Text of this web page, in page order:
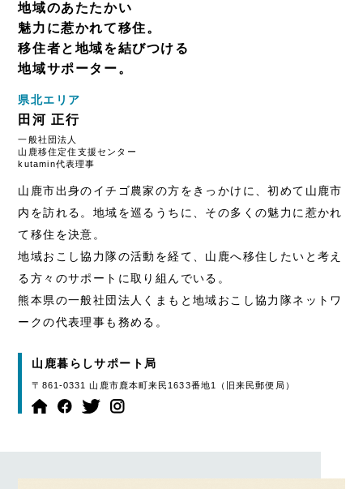
地域のあたたかい
魅力に惹かれて移住。
移住者と地域を結びつける
地域サポーター。
県北エリア
田河 正行
一般社団法人
山鹿移住定住支援センター
kutamin代表理事
山鹿市出身のイチゴ農家の方をきっかけに、初めて山鹿市
内を訪れる。地域を巡るうちに、その多くの魅力に惹かれ
て移住を決意。
地域おこし協力隊の活動を経て、山鹿へ移住したいと考え
る方々のサポートに取り組んでいる。
熊本県の一般社団法人くまもと地域おこし協力隊ネットワ
ークの代表理事も務める。
山鹿暮らしサポート局
〒861-0331 山鹿市鹿本町来民1633番地1（旧来民郵便局）